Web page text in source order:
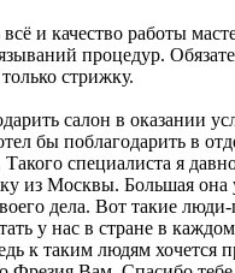
и качество работы
процедур.
стрижку.
салон в оказании
бы поблагодарить в
специалиста я
из Москвы. Большая она
дела. Вот такие
у нас в стране в
к таким людям хочется